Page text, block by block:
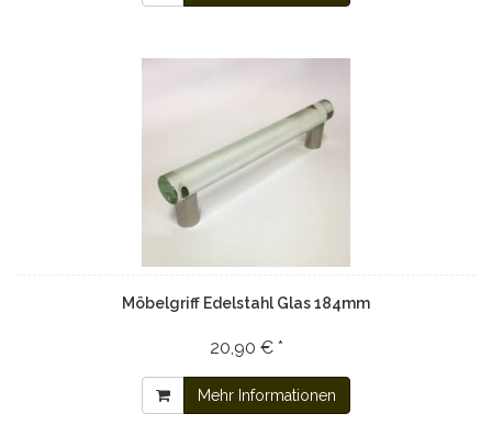
Möbelgriff Edelstahl Glas 184mm
20,90 € *
Mehr Informationen